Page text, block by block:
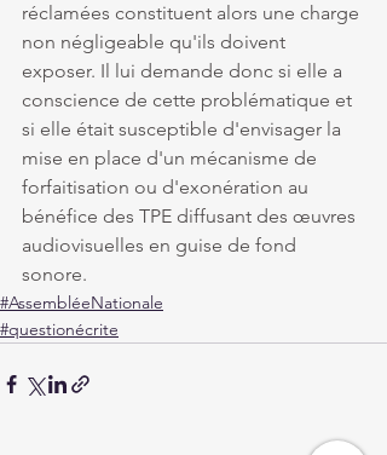
réclamées constituent alors une charge
non négligeable qu'ils doivent
exposer. Il lui demande donc si elle a
conscience de cette problématique et
si elle était susceptible d'envisager la
mise en place d'un mécanisme de
forfaitisation ou d'exonération au
bénéfice des TPE diffusant des œuvres
audiovisuelles en guise de fond
sonore.
#AssembléeNationale
#questionécrite